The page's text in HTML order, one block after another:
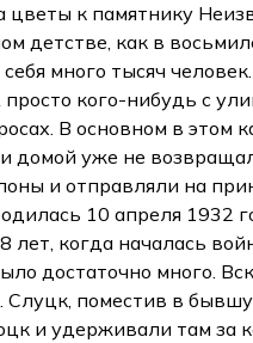
цветы к памятнику
детстве, как в
много тысяч
кого-нибудь с
В основном в этом
домой уже не
и отправляли на
10 апреля 1932
лет, когда началась
достаточно много.
Слуцк, поместив в
и удерживали там за